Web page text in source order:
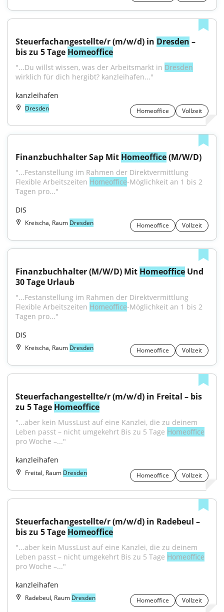
Steuerfachangestellte/r (m/w/d) in Dresden –
bis zu 5 Tage Homeoffice
"...Du willst wissen, was der Arbeitsmarkt in Dresden
wirklich für dich hergibt? kanzleihafen..."
kanzleihafen
Dresden Homeoffice Vollzeit
Finanzbuchhalter Sap Mit Homeoffice (M/W/D)
"...Festanstellung im Rahmen der Direktvermittlung
Flexible Arbeitszeiten Homeoffice-Möglichkeit an 1 bis 2
Tagen pro..."
DIS
Kreischa, Raum Dresden Homeoffice Vollzeit
Finanzbuchhalter (M/W/D) Mit Homeoffice Und
30 Tage Urlaub
"...Festanstellung im Rahmen der Direktvermittlung
Flexible Arbeitszeiten Homeoffice-Möglichkeit an 1 bis 2
Tagen pro..."
DIS
Kreischa, Raum Dresden Homeoffice Vollzeit
Steuerfachangestellte/r (m/w/d) in Freital – bis
zu 5 Tage Homeoffice
"...aber kein MussLust auf eine Kanzlei, die zu deinem
Leben passt – nicht umgekehrt Bis zu 5 Tage Homeoffice
pro Woche –..."
kanzleihafen
Freital, Raum Dresden Homeoffice Vollzeit
Steuerfachangestellte/r (m/w/d) in Radebeul –
bis zu 5 Tage Homeoffice
"...aber kein MussLust auf eine Kanzlei, die zu deinem
Leben passt – nicht umgekehrt Bis zu 5 Tage Homeoffice
pro Woche –..."
kanzleihafen
Radebeul, Raum Dresden Homeoffice Vollzeit